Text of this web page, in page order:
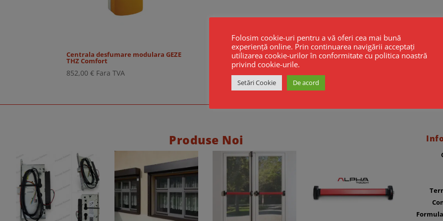
Centrala desfumare modulara GEZE
THZ Comfort
852,00€ Fara TVA
Produse Noi
Folosim cookie-uri pentru a vă oferi cea mai bună
experiență online. Prin continuarea navigării acceptați
utilizarea cookie-urilor în conformitate cu politica noastră
privind cookie-urile.
Setări Cookie De acord